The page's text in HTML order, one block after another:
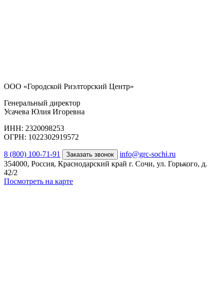
ООО «Городской Риэлторский Центр»
Генеральный директор
Усачева Юлия Игоревна
ИНН: 2320098253
ОГРН: 1022302919572
8 (800) 100-71-91 Заказать звонок
info@grc-sochi.ru
354000, Россия, Краснодарский край г. Сочи, ул. Горького, д.
42/2
Посмотреть на карте